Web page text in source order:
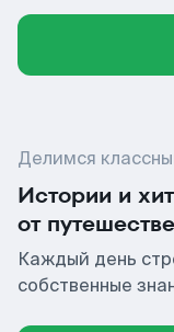
Делимся
Истории и
от
Каждый день
собственные